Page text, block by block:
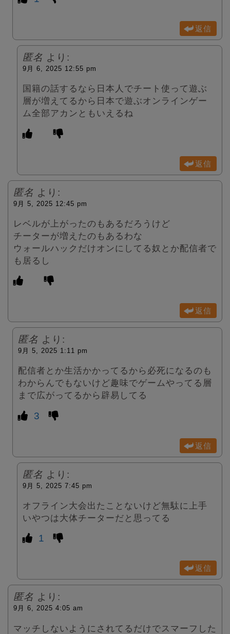
返信
匿名 より:
9月 6, 2025 12:55 pm
国籍の話するなら日本人でチート使って遊ぶ
層が増えてるから日本で遊ぶオンラインゲー
ム全部アカンともいえるね
返信
匿名 より:
9月 5, 2025 12:45 pm
レベルが上がったのもあるだろうけど
チーターが増えたのもあるわな
ウォールハックだけオンにしてる奴とか配信者で
も居るし
返信
匿名 より:
9月 5, 2025 1:11 pm
配信者とか生活かかってるから必死になるのも
わからんでもないけど趣味でゲームやってる層
まで広がってるから辟易してる
3
返信
匿名 より:
9月 5, 2025 7:45 pm
オフライン大会出たことないけど無駄に上手
いやつは大体チーターだと思ってる
1
返信
匿名 より:
9月 6, 2025 4:05 am
マッチしないようにされてるだけでスマーフした